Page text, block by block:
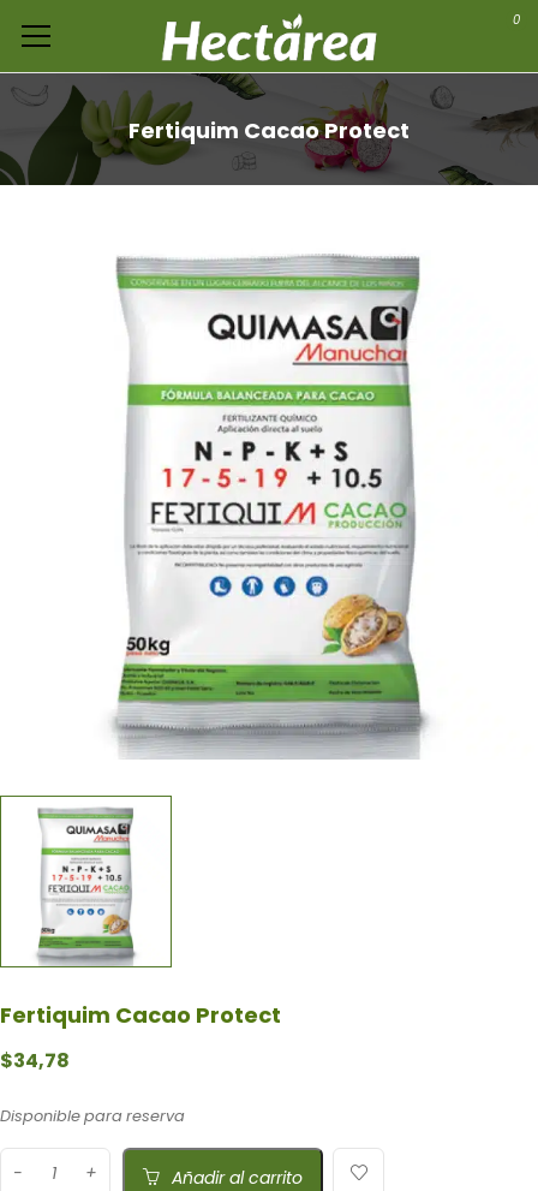
0
Fertiquim Cacao Protect
Fertiquim Cacao Protect
$34,78
Disponible para reserva
Añadir al carrito